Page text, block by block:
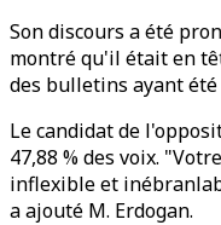
Son discours a été
montré qu'il était en
des bulletins ayant
Le candidat de
47,88 % des voix.
inflexible et
a ajouté M. Erdogan.